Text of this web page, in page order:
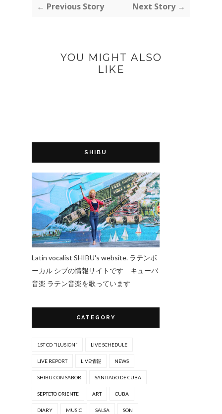
← Previous Story Next Story →
YOU MIGHT ALSO
LIKE
SHIBU
Latin vocalist SHIBU's website. ラテンボ
ーカル シブの情報サイトです キューバ
音楽 ラテン音楽を歌っています
CATEGORY
1ST CD "ILUSION” LIVE SCHEDULE
LIVE REPORT LIVE情報 NEWS
SHIBU CON SABOR SANTIAGO DE CUBA
SEPTETO ORIENTE ART CUBA
DIARY MUSIC SALSA SON